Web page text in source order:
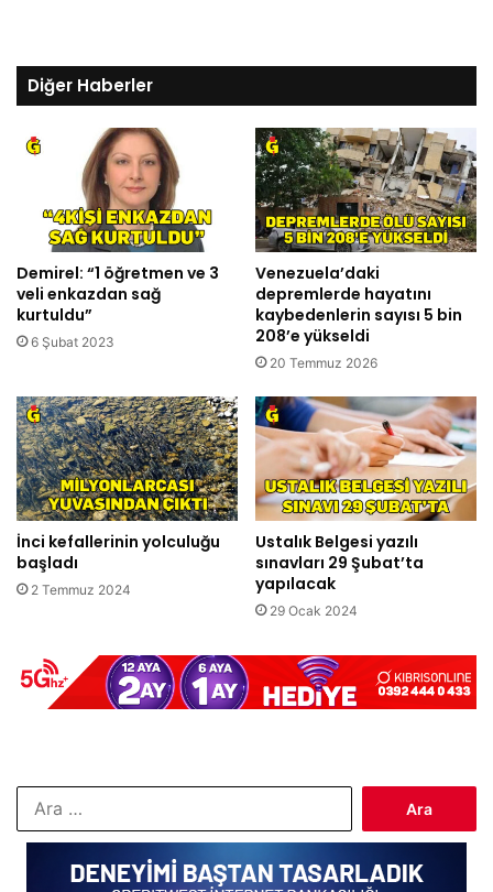
Diğer Haberler
Demirel: “1 öğretmen ve 3
veli enkazdan sağ
kurtuldu”
6 Şubat 2023
Venezuela’daki
depremlerde hayatını
kaybedenlerin sayısı 5 bin
208’e yükseldi
20 Temmuz 2026
İnci kefallerinin yolculuğu
başladı
2 Temmuz 2024
Ustalık Belgesi yazılı
sınavları 29 Şubat’ta
yapılacak
29 Ocak 2024